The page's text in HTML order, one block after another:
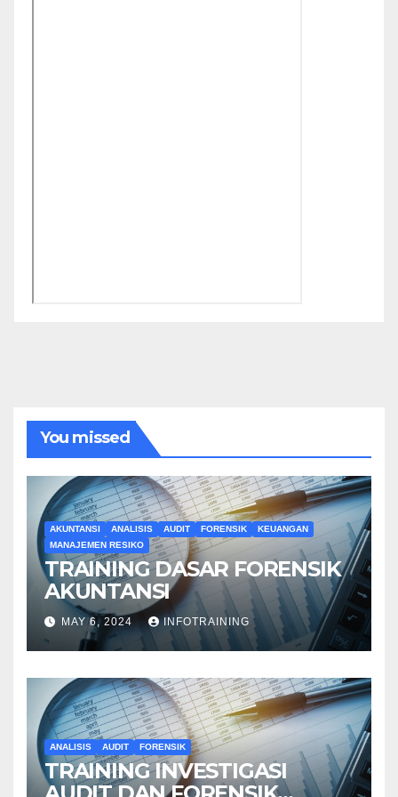
You missed
AKUNTANSI ANALISIS AUDIT FORENSIK
KEUANGAN
MANAJEMEN RESIKO
TRAINING DASAR FORENSIK
AKUNTANSI
MAY 6, 2024 INFOTRAINING
ANALISIS AUDIT FORENSIK
TRAINING INVESTIGASI